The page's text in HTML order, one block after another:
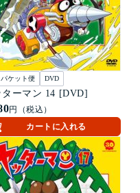
ケット便 DVD
ターマン 14 [DVD]
円（税込）
カートに入れる